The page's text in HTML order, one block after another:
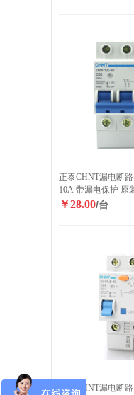
正泰CHNT漏电断路
10A 带漏电保护 原
￥28.00/台
正泰CHNT漏电断路